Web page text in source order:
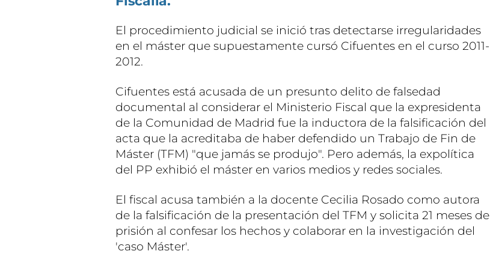
El procedimiento judicial se inició tras detectarse irregularidades
en el máster que supuestamente cursó Cifuentes en el curso 2011-
2012.
Cifuentes está acusada de un presunto delito de falsedad
documental al considerar el Ministerio Fiscal que la expresidenta
de la Comunidad de Madrid fue la inductora de la falsificación del
acta que la acreditaba de haber defendido un Trabajo de Fin de
Máster (TFM) "que jamás se produjo". Pero además, la expolítica
del PP exhibió el máster en varios medios y redes sociales.
El fiscal acusa también a la docente Cecilia Rosado como autora
de la falsificación de la presentación del TFM y solicita 21 meses de
prisión al confesar los hechos y colaborar en la investigación del
'caso Máster'.